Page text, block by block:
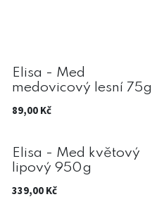
Elisa - Med
medovicový lesní 75g
89,00Kč
Elisa - Med květový
lipový 950g
339,00Kč